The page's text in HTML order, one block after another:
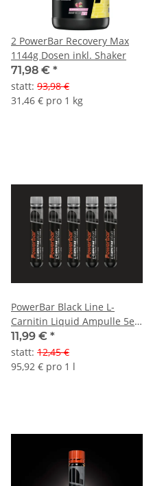
2 PowerBar Recovery Max
1144g Dosen inkl. Shaker
71,98 € *
statt: 93,98 €
31,46 € pro 1 kg
PowerBar Black Line L-
Carnitin Liquid Ampulle 5er
Pack
11,99 € *
statt: 12,45 €
95,92 € pro 1 l